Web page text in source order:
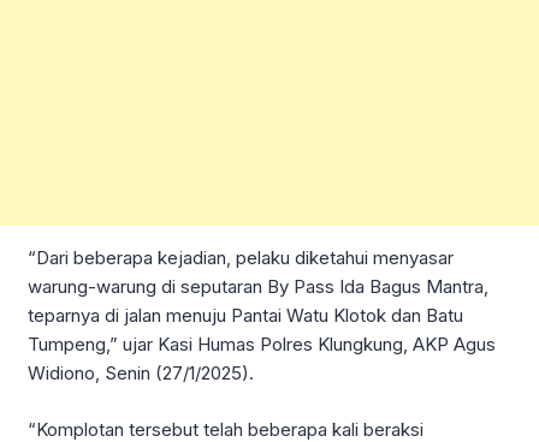
“Dari beberapa kejadian, pelaku diketahui menyasar
warung-warung di seputaran By Pass Ida Bagus Mantra,
teparnya di jalan menuju Pantai Watu Klotok dan Batu
Tumpeng,” ujar Kasi Humas Polres Klungkung, AKP Agus
Widiono, Senin (27/1/2025).
“Komplotan tersebut telah beberapa kali beraksi